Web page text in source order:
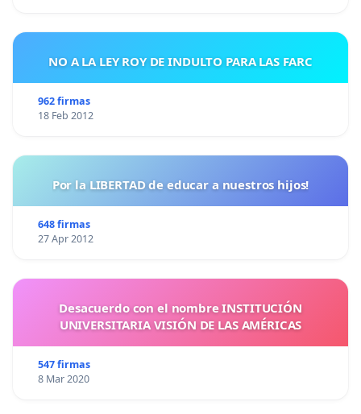
NO A LA LEY ROY DE INDULTO PARA LAS FARC
962 firmas
18 Feb 2012
Por la LIBERTAD de educar a nuestros hijos!
648 firmas
27 Apr 2012
Desacuerdo con el nombre INSTITUCIÓN
UNIVERSITARIA VISIÓN DE LAS AMÉRICAS
547 firmas
8 Mar 2020